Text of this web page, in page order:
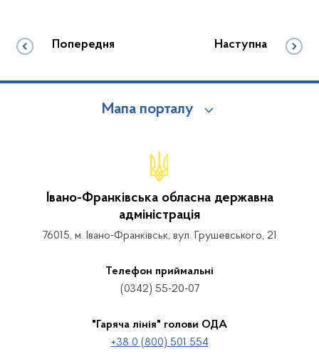
Попередня Наступна
Мапа порталу
Івано-Франківська обласна державна
адміністрація
76015, м. Івано-Франківськ, вул. Грушевського, 21
Телефон приймальні
(0342) 55-20-07
"Гаряча лінія" голови ОДА
+38 0 (800) 501 554